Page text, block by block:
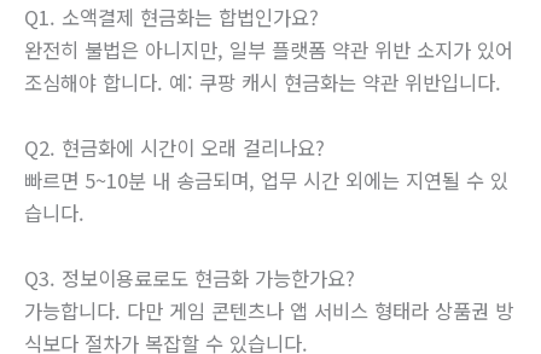
Q1. 소액결제 현금화는 합법인가요?
완전히 불법은 아니지만, 일부 플랫폼 약관 위반 소지가 있어
조심해야 합니다. 예: 쿠팡 캐시 현금화는 약관 위반입니다.
Q2. 현금화에 시간이 오래 걸리나요?
빠르면 5~10분 내 송금되며, 업무 시간 외에는 지연될 수 있
습니다.
Q3. 정보이용료로도 현금화 가능한가요?
가능합니다. 다만 게임 콘텐츠나 앱 서비스 형태라 상품권 방
식보다 절차가 복잡할 수 있습니다.